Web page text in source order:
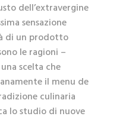
dell’extravergine
sensazione
di un prodotto
le ragioni –
scelta che
il menu de
culinaria
lo studio di nuove